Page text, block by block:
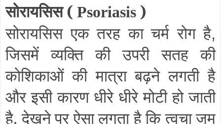
सोरायसिस ( Psoriasis )
सोरायसिस एक तरह का चर्म रोग है,
जिसमें व्यक्ति की उपरी सतह की
कोशिकाओं की मात्रा बढ़ने लगती है
और इसी कारण धीरे धीरे मोटी हो जाती
है. देखने पर ऐसा लगता है कि त्वचा जम